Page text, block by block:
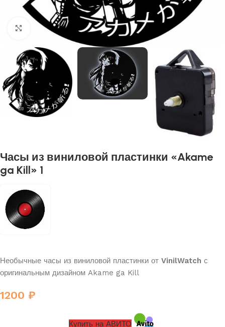
Нажмите, чтобы увеличить
Часы из виниловой пластинки «Akame
ga Kill» 1
Необычные часы из виниловой пластинки от VinilWatch с
оригинальным дизайном Akame ga Kill
1200 ₽
Купить на АВИТО